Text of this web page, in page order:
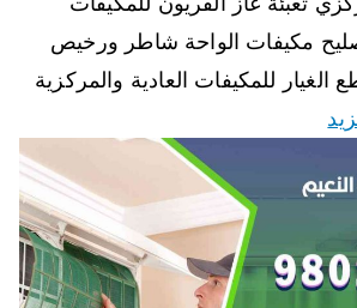
مكيفات الواحة شاطر ورخيص
للمكيفات العادية والمركزية